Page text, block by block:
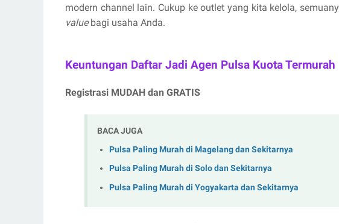
modern channel lain. Cukup ke outlet yang kita kelola,
valuebagi usaha Anda.
Keuntungan Daftar Jadi Agen Pulsa Kuota Termurah
Registrasi MUDAH dan GRATIS
BACA JUGA
Pulsa Paling Murah di Magelang dan Sekitarnya
Pulsa Paling Murah di Solo dan Sekitarnya
Pulsa Paling Murah di Yogyakarta dan Sekitarnya